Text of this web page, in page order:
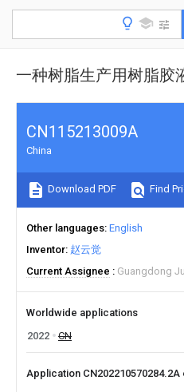
一种树脂生产用树脂胶
CN115213009A
China
Download PDF Find
Other languages English
Inventor 赵云觉
Current Assignee
Guangdong
Worldwide applications
2022
CN
Application CN202210570284.2A